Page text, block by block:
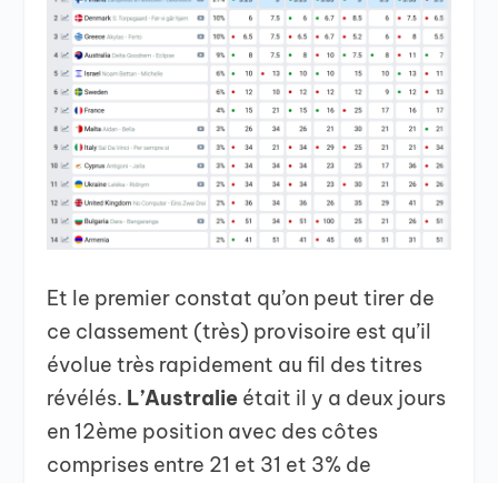
Et le premier constat qu’on peut tirer de
ce classement (très) provisoire est qu’il
évolue très rapidement au fil des titres
révélés. L’Australie était il y a deux jours
en 12ème position avec des côtes
comprises entre 21 et 31 et 3% de